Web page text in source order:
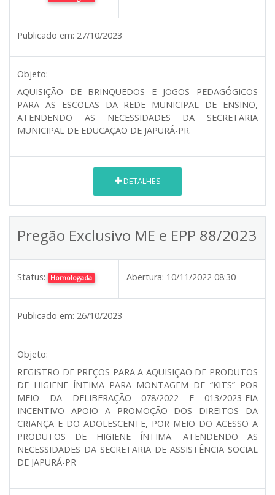
Publicado em: 27/10/2023
Objeto:
AQUISIÇÃO DE BRINQUEDOS E JOGOS PEDAGÓGICOS
PARA AS ESCOLAS DA REDE MUNICIPAL DE ENSINO,
ATENDENDO AS NECESSIDADES DA SECRETARIA
MUNICIPAL DE EDUCAÇÃO DE JAPURÁ-PR.
DETALHES
Pregão Exclusivo ME e EPP 88/2023
Status: Homologada Abertura: 10/11/2022 08:30
Publicado em: 26/10/2023
Objeto:
REGISTRO DE PREÇOS PARA A AQUISIÇAO DE PRODUTOS
DE HIGIENE ÍNTIMA PARA MONTAGEM DE “KITS” POR
MEIO DA DELIBERAÇÃO 078/2022 E 013/2023-FIA
INCENTIVO APOIO A PROMOÇÃO DOS DIREITOS DA
CRIANÇA E DO ADOLESCENTE, POR MEIO DO ACESSO A
PRODUTOS DE HIGIENE ÍNTIMA. ATENDENDO AS
NECESSIDADES DA SECRETARIA DE ASSISTÊNCIA SOCIAL
DE JAPURÁ-PR